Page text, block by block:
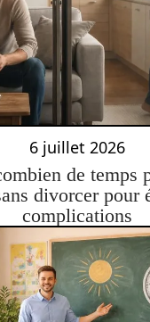
6 juillet 2026
de temps
divorcer pour
complications